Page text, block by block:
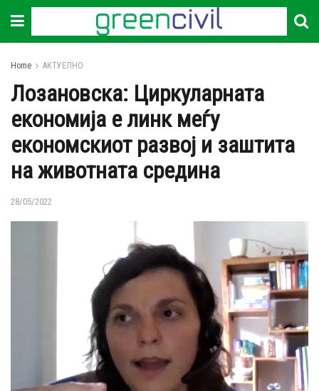
Home АКТУЕЛНО
Лозановска: Циркуларната
економија е линк меѓу
економскиот развој и заштита
на животната средина
28/05/2022